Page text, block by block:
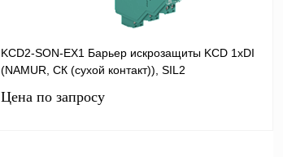
KCD2-SON-EX1 Барьер искрозащиты KCD 1хDI
(NAMUR, СК (сухой контакт)), SIL2
Цена по запросу